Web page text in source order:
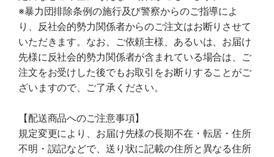
※暴力団排除条例の施行及び警察からのご指導によ
り、反社会的勢力関係者からのご注文はお断りさせて
いただきます。なお、ご依頼主様、あるいは、お届け
先様に反社会的勢力関係者が含まれている場合は、ご
注文をお受けした後でもお取引をお断りすることがご
ざいますので、ご了承ください。
【配送商品へのご注意事項】
規定変更により、お届け先様の長期不在・転居・住所
不明・誤記などで、送り状に記載の住所と異なる住所